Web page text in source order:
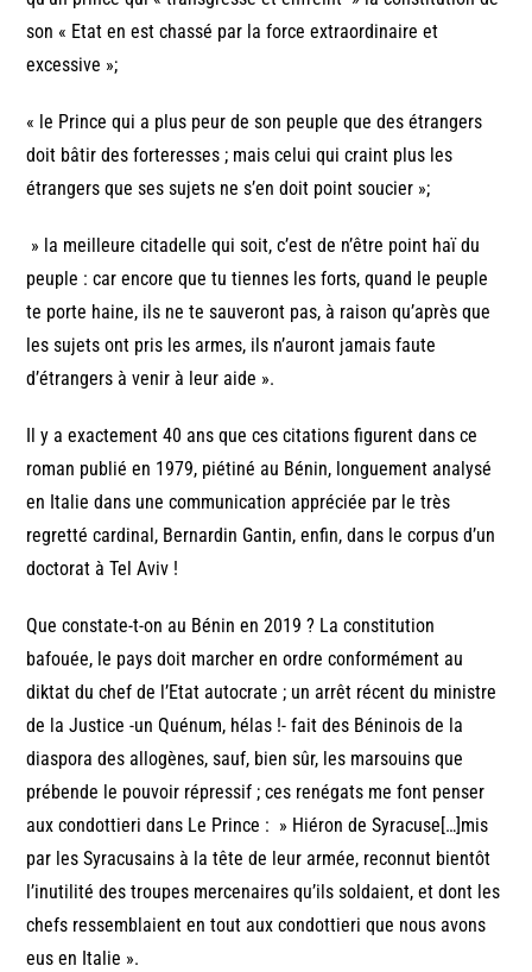
son « Etat en est chassé par la force extraordinaire et
excessive »;
« le Prince qui a plus peur de son peuple que des étrangers
doit bâtir des forteresses ; mais celui qui craint plus les
étrangers que ses sujets ne s’en doit point soucier »;
» la meilleure citadelle qui soit, c’est de n’être point haï du
peuple : car encore que tu tiennes les forts, quand le peuple
te porte haine, ils ne te sauveront pas, à raison qu’après que
les sujets ont pris les armes, ils n’auront jamais faute
d’étrangers à venir à leur aide ».
Il y a exactement 40 ans que ces citations figurent dans ce
roman publié en 1979, piétiné au Bénin, longuement analysé
en Italie dans une communication appréciée par le très
regretté cardinal, Bernardin Gantin, enfin, dans le corpus d’un
doctorat à Tel Aviv !
Que constate-t-on au Bénin en 2019 ? La constitution
bafouée, le pays doit marcher en ordre conformément au
diktat du chef de l’Etat autocrate ; un arrêt récent du ministre
de la Justice -un Quénum, hélas !- fait des Béninois de la
diaspora des allogènes, sauf, bien sûr, les marsouins que
prébende le pouvoir répressif ; ces renégats me font penser
aux condottieri dans Le Prince : » Hiéron de Syracuse[…]mis
par les Syracusains à la tête de leur armée, reconnut bientôt
l’inutilité des troupes mercenaires qu’ils soldaient, et dont les
chefs ressemblaient en tout aux condottieri que nous avons
eus en Italie ».